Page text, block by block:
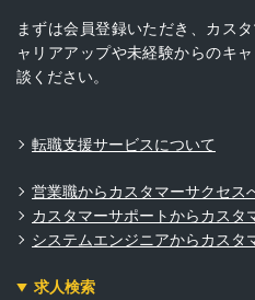
まずは会員登録いただき、カス
ャリアアップや未経験からのキ
談ください。
転職支援サービスについて
営業職からカスタマーサクセス
カスタマーサポートからカスタ
システムエンジニアからカスタ
求人検索